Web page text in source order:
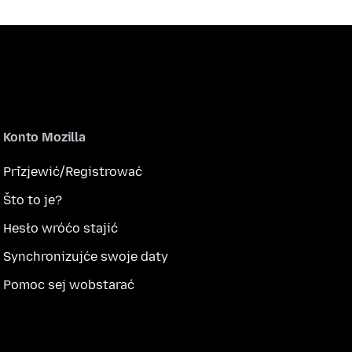
Konto Mozilla
Přizjewić/Registrować
Što to je?
Hesło wróćo stajić
Synchronizujće swoje daty
Pomoc sej wobstarać